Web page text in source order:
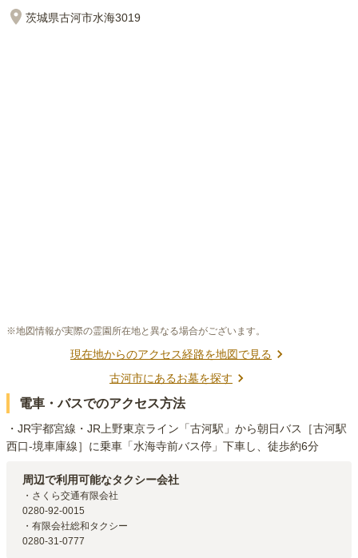
茨城県古河市水海3019
※地図情報が実際の霊園所在地と異なる場合がございます。
現在地からのアクセス経路を地図で見る
古河市にあるお墓を探す
電車・バスでのアクセス方法
・JR宇都宮線・JR上野東京ライン「古河駅」から朝日バス［古河駅
西口-境車庫線］に乗車「水海寺前バス停」下車し、徒歩約6分
周辺で利用可能なタクシー会社
・さくら交通有限会社
0280-92-0015
・有限会社総和タクシー
0280-31-0777